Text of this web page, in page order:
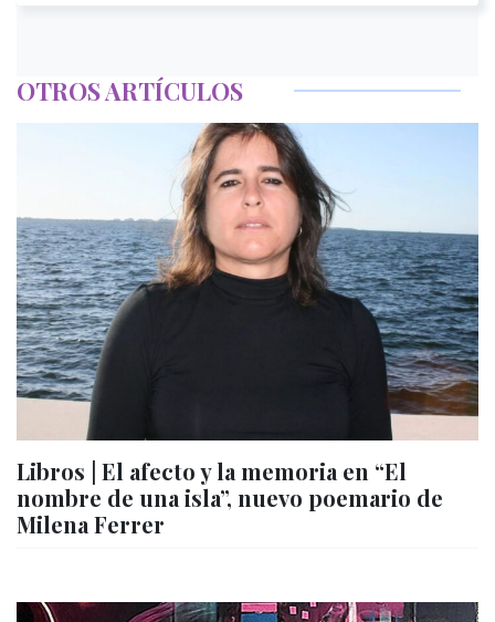
OTROS ARTÍCULOS
Libros | El afecto y la memoria en “El
nombre de una isla”, nuevo poemario de
Milena Ferrer